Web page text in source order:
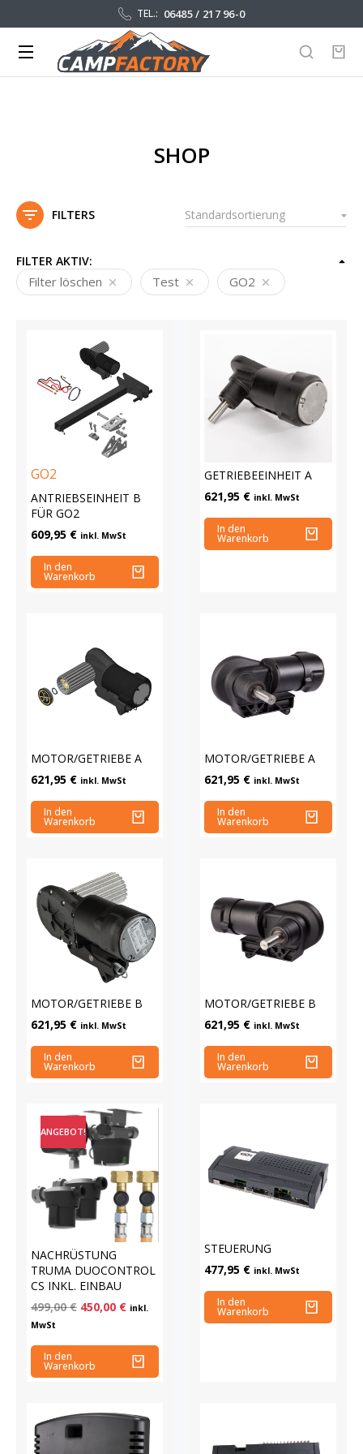
TEL.: 06485 / 217 96-0
SHOP
FILTERS
FILTER AKTIV:
Filter löschen Test GO2
GO2
ANTRIEBSEINHEIT B
FÜR GO2
609,95 € inkl. MwSt
In den
Warenkorb
GETRIEBEEINHEIT A
621,95 € inkl. MwSt
In den
Warenkorb
MOTOR/GETRIEBE A
621,95 € inkl. MwSt
In den
Warenkorb
MOTOR/GETRIEBE A
621,95 € inkl. MwSt
In den
Warenkorb
MOTOR/GETRIEBE B
621,95 € inkl. MwSt
In den
Warenkorb
MOTOR/GETRIEBE B
621,95 € inkl. MwSt
In den
Warenkorb
ANGEBOT!
NACHRÜSTUNG
TRUMA DUOCONTROL
CS INKL. EINBAU
499,00€ 450,00 € inkl.
MwSt
In den
Warenkorb
STEUERUNG
477,95 € inkl. MwSt
In den
Warenkorb